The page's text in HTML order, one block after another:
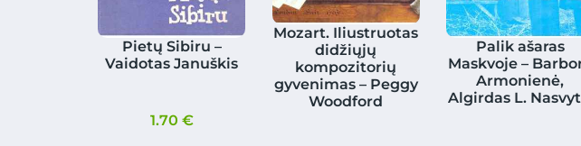
Pietų Sibiru –
Vaidotas Januškis
1.70 €
Mozart. Iliustruotas
didžiųjų
kompozitorių
gyvenimas – Peggy
Woodford
Palik ašaras
Maskvoje –
Armonienė,
Algirdas L.